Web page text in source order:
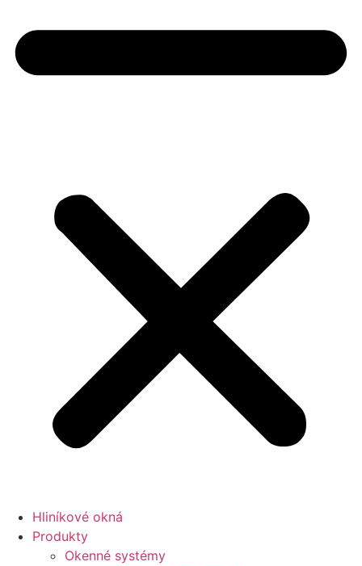
Hliníkové okná
Produkty
Okenné systémy